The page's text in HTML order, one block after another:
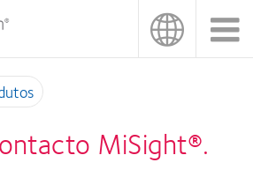
MiSight®.